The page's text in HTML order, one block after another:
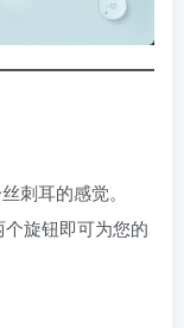
刺耳的感觉。
旋钮即可为您的